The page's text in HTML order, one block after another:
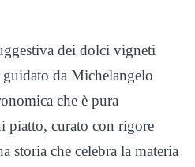
dei dolci vigneti
da Michelangelo
che è pura
piatto, curato con rigore
storia che celebra la materia